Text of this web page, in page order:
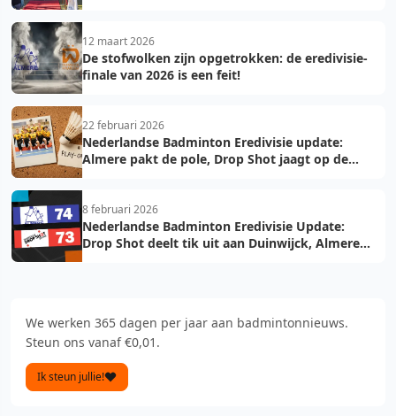
12 maart 2026
De stofwolken zijn opgetrokken: de eredivisie-
finale van 2026 is een feit!
22 februari 2026
Nederlandse Badminton Eredivisie update:
Almere pakt de pole, Drop Shot jaagt op de
8 februari 2026
Nederlandse Badminton Eredivisie Update:
Drop Shot deelt tik uit aan Duinwijck, Almere
We werken 365 dagen per jaar aan badmintonnieuws.
Steun ons vanaf €0,01.
Ik steun jullie!